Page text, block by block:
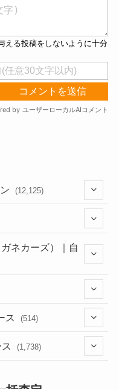
(12,125)
(352)
ネカーズ）｜自
ス (514)
(1,738)